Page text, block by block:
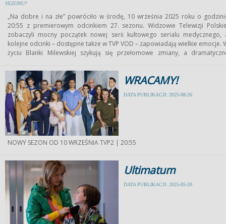
SEZONU?
„Na dobre i na złe” powróciło w środę, 10 września 2025 roku o
20:55 z premierowym odcinkiem 27. sezonu. Widzowie Telewizji
zobaczyli mocny początek nowej serii kultowego serialu medycznego,
kolejne odcinki – dostępne także w TVP VOD – zapowiadają wielkie emocje.
życiu Blanki Milewskiej szykują się przełomowe zmiany, a
WRACAMY!
DATA PUBLIKACJI: 2025-08-26
NOWY SEZON OD 10 WRZEŚNIA TVP2 | 20:55
Ultimatum
DATA PUBLIKACJI: 2025-05-20